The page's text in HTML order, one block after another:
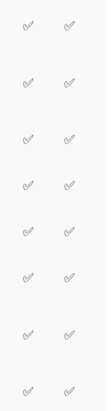
✅ ✅
✅ ✅
✅ ✅
✅ ✅
✅ ✅
✅ ✅
✅ ✅
✅ ✅